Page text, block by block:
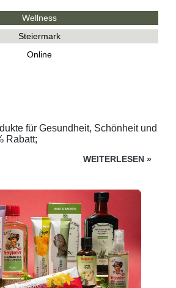
Wellness
Steiermark
Online
für Gesundheit, Schönheit und
Rabatt;
WEITERLESEN »